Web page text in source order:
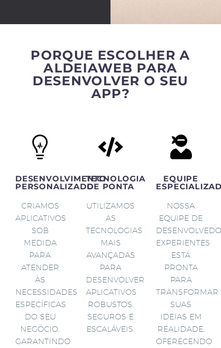
PORQUE ESCOLHER A
ALDEIAWEB PARA
DESENVOLVER O SEU
APP?
DESENVOLVIMENTO
PERSONALIZADO
CRIAMOS
APLICATIVOS
SOB
MEDIDA
PARA
ATENDER
ÀS
NECESSIDADES
ESPECÍFICAS
DO SEU
NEGÓCIO,
GARANTINDO
TECNOLOGIA
DE PONTA
UTILIZAMOS
AS
TECNOLOGIAS
MAIS
AVANÇADAS
PARA
DESENVOLVER
APLICATIVOS
ROBUSTOS,
SEGUROS E
ESCALÁVEIS.
EQUIPE
NOSSA
EQUIPE DE
EXPERIENTES
ESTÁ
PRONTA
PARA
TRANSFORMAR
SUAS
IDEIAS EM
REALIDADE,
OFERECENDO